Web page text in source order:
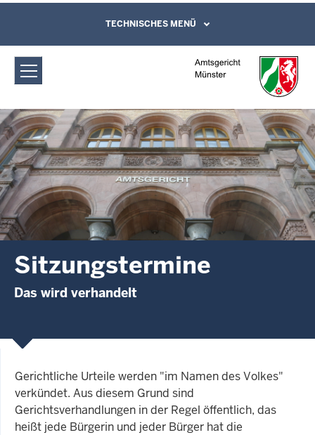
Amtsgericht Münster: Sitzungstermine
Direkt zum Inhalt
Leichte Sprache, Gebärdensprachenvideo
und Kontaktformular
TECHNISCHES MENÜ
Sitzungstermine
Das wird verhandelt
Gerichtliche Urteile werden "im Namen des Volkes"
verkündet. Aus diesem Grund sind
Gerichtsverhandlungen in der Regel öffentlich, das
heißt jede Bürgerin und jeder Bürger hat die